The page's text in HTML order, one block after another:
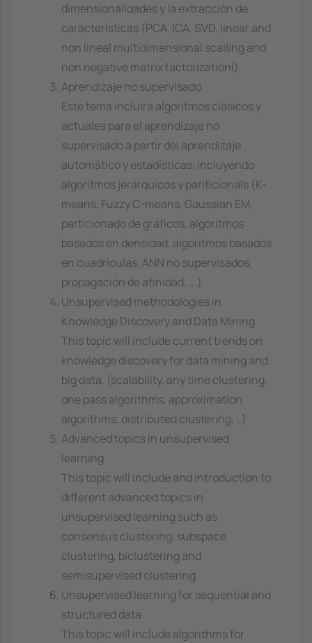
dimensionalidades y la extracción de
características (PCA, ICA, SVD, linear and
non lineal multidimensional scalling and
non negative matrix factorizationl)
Aprendizaje no supervisado
Este tema incluirá algoritmos clásicos y
actuales para el aprendizaje no
supervisado a partir del aprendizaje
automático y estadísticas, incluyendo
algoritmos jerárquicos y pariticionals (K-
means, Fuzzy C-means, Gaussian EM,
particionado de gráficos, algoritmos
basados en densidad, algoritmos basados
en cuadrículas, ANN no supervisados,
propagación de afinidad, ...)
Unsupervised methodologies in
Knowledge Discovery and Data Mining
This topic will include current trends on
knowledge discovery for data mining and
big data, (scalability, any time clustering,
one pass algorithms, approximation
algorithms, distributed clustering, ..)
Advanced topics in unsupervised
learning
This topic will include and introduction to
different advanced topics in
unsupervised learning such as
consensus clustering, subspace
clustering, biclustering and
semisupervised clustering
Unsupervised learning for sequential and
structured data
This topic will include algorithms for